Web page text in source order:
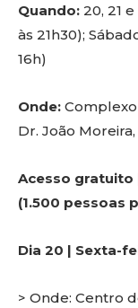
Quando: 20, 21
às 21h30);
16h)
Onde:
Dr. João
Acesso gratuito
(1.500 pessoas
Dia 20 | Sexta-
> Onde: Centro